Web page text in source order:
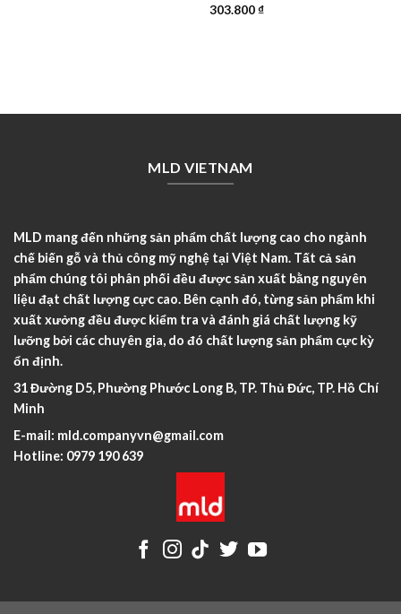
303.800₫
MLD VIETNAM
MLD mang đến những sản phẩm chất lượng cao cho ngành
chế biến gỗ và thủ công mỹ nghệ tại Việt Nam. Tất cả sản
phẩm chúng tôi phân phối đều được sản xuất bằng nguyên
liệu đạt chất lượng cực cao. Bên cạnh đó, từng sản phẩm khi
xuất xưởng đều được kiểm tra và đánh giá chất lượng kỹ
lưỡng bởi các chuyên gia, do đó chất lượng sản phẩm cực kỳ
ổn định.
31 Đường D5, Phường Phước Long B, TP. Thủ Đức, TP. Hồ Chí
Minh
E-mail: mld.companyvn@gmail.com
Hotline: 0979 190 639